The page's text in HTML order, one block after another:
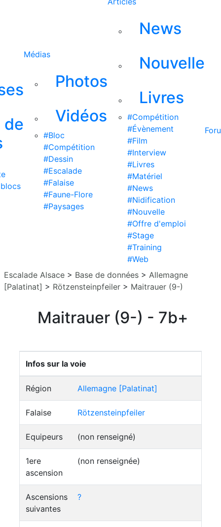
de
Médias
Photos
Vidéos
#Bloc
#Compétition
#Dessin
#Escalade
#Falaise
#Faune-Flore
#Paysages
News
Nouvelle
Livres
#Compétition
#Évènement
#Film
#Interview
#Livres
#Matériel
#News
#Nidification
#Nouvelle
#Offre d'emploi
#Stage
#Training
#Web
Escalade Alsace > Base de données > Allemagne
[Palatinat] > Rötzensteinpfeiler > Maitrauer (9-)
Maitrauer (9-) - 7b+
Infos sur la voie
Région Allemagne [Palatinat]
Falaise Rötzensteinpfeiler
Equipeurs (non renseigné)
1ere
ascension
(non renseignée)
Ascensions
suivantes
?